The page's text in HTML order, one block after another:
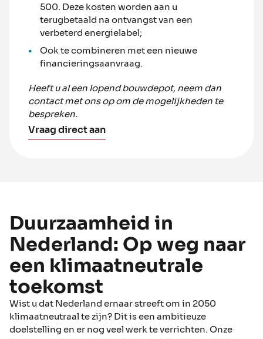
500. Deze kosten worden aan u
terugbetaald na ontvangst van een
verbeterd energielabel;
Ook te combineren met een nieuwe
financieringsaanvraag.
Heeft u al een lopend bouwdepot, neem dan
contact met ons op om de mogelijkheden te
bespreken.
Vraag direct aan
Duurzaamheid in
Nederland: Op weg naar
een klimaatneutrale
toekomst
Wist u dat Nederland ernaar streeft om in 2050
klimaatneutraal te zijn? Dit is een ambitieuze
doelstelling en er nog veel werk te verrichten. Onze